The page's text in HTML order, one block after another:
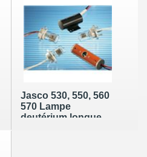
Jasco 530, 550, 560
570 Lampe
deutérium longue